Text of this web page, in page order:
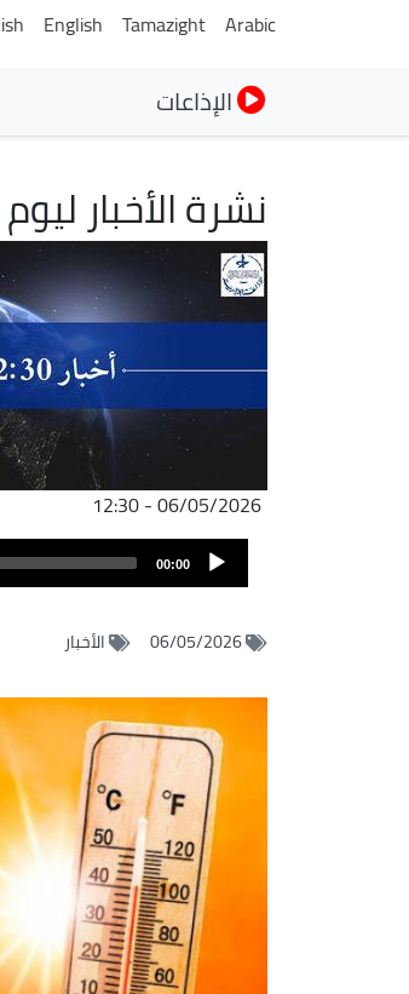
Arabic
Tamazight
English
الإذاعات
نشرة الأخبار ليوم 06/05/2026
الصورة
06/05/2026 - 12:30
ملف
الصوت
Audio
Player
00:00
06/05/2026 الأخبار